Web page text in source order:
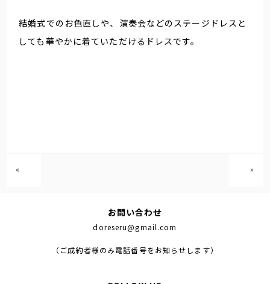
結婚式でのお色直しや、演奏会などのステージドレスと
しても華やかに着ていただけるドレスです。
« »
お問い合わせ
doreseru@gmail.com
（ご成約者様のみ電話番号をお知らせします）